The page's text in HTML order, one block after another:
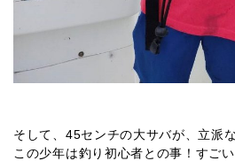
そして、45センチの大サバが、立派
この少年は釣り初心者との事！すごい